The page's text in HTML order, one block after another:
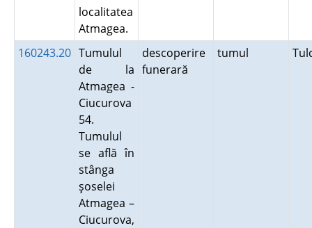
localitatea
Atmagea.
160243.20 Tumulul
de la
Atmagea -
Ciucurova
54.
Tumulul
se află în
stânga
şoselei
Atmagea –
Ciucurova,
descoperire
funerară
tumul